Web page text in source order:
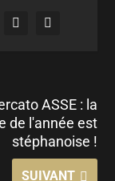
ASSE : la
de l'année est
stéphanoise !
SUIVANT